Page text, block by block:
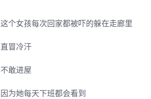
这个女孩每次回家都被吓的躲在走廊里
直冒冷汗
不敢进屋
因为她每天下班都会看到